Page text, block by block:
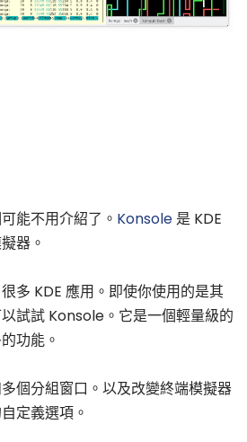
能不用介紹了。 Konsole是 KDE
器。
多 KDE 應用。即使你使用的是其
試試 Konsole。它是一個輕量級的
功能。
個分組窗口。以及改變終端模擬器
定義選項。